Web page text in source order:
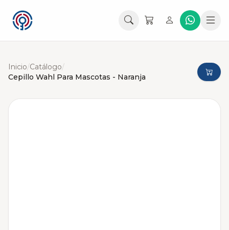
Inicio/Catálogo/
Cepillo Wahl Para Mascotas - Naranja